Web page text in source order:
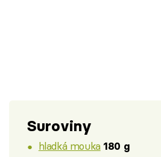
Suroviny
hladká mouka 180 g